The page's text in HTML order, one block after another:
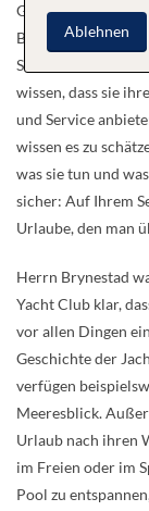
Gründung im
Bord und an Land
SeaDream I und
wissen, dass sie
und Service
wissen es zu
was sie tun und
sicher: Auf Ihrem
Urlaube, den man
Herrn Brynestad
Yacht Club klar,
vor allen Dingen
Geschichte der
verfügen
Meeresblick.
Urlaub nach ihren
im Freien oder im
Pool zu
Ablehnen